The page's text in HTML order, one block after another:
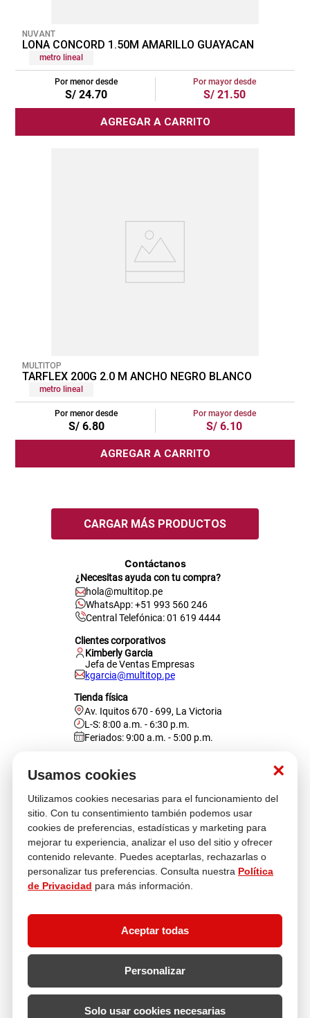
×
Usamos cookies
Utilizamos cookies necesarias para el funcionamiento del
sitio. Con tu consentimiento también podemos usar
cookies de preferencias, estadísticas y marketing para
mejorar tu experiencia, analizar el uso del sitio y ofrecer
contenido relevante. Puedes aceptarlas, rechazarlas o
personalizar tus preferencias. Consulta nuestra Política
de Privacidad para más información.
Aceptar todas
Personalizar
Solo usar cookies necesarias
NUVANT
LONA CONCORD 1.50M AMARILLO GUAYACAN
metro lineal
Por menor desde
S/ 24.70
Por mayor desde
S/ 21.50
AGREGAR A CARRITO
MULTITOP
TARFLEX 200G 2.0 M ANCHO NEGRO BLANCO
metro lineal
Por menor desde
S/ 6.80
Por mayor desde
S/ 6.10
AGREGAR A CARRITO
Contáctanos
¿Necesitas ayuda con tu compra?
hola@multitop.pe
WhatsApp: +51 993 560 246
Central Telefónica: 01 619 4444
Clientes corporativos
Kimberly Garcia
Jefa de Ventas Empresas
kgarcia@multitop.pe
Tienda física
Av. Iquitos 670 - 699, La Victoria
L-S: 8:00 a.m. - 6:30 p.m.
Feriados: 9:00 a.m. - 5:00 p.m.
Atención al cliente
Descubre más